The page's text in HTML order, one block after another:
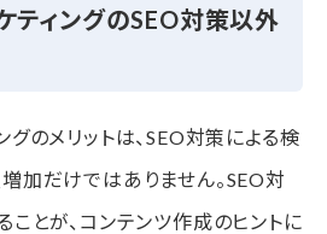
ティングのSEO対策以外
グのメリットは、SEO対策による検
加だけではありません。SEO対
ことが、コンテンツ作成のヒントに